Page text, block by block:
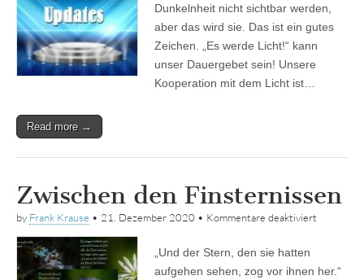
Dunkelnheit nicht sichtbar werden,
aber das wird sie. Das ist ein gutes
Zeichen. „Es werde Licht!“ kann
unser Dauergebet sein! Unsere
Kooperation mit dem Licht ist…
Read more →
Zwischen den Finsternissen
by Frank Krause • 21. Dezember 2020 • Kommentare deaktiviert
„Und der Stern, den sie hatten
aufgehen sehen, zog vor ihnen her.“